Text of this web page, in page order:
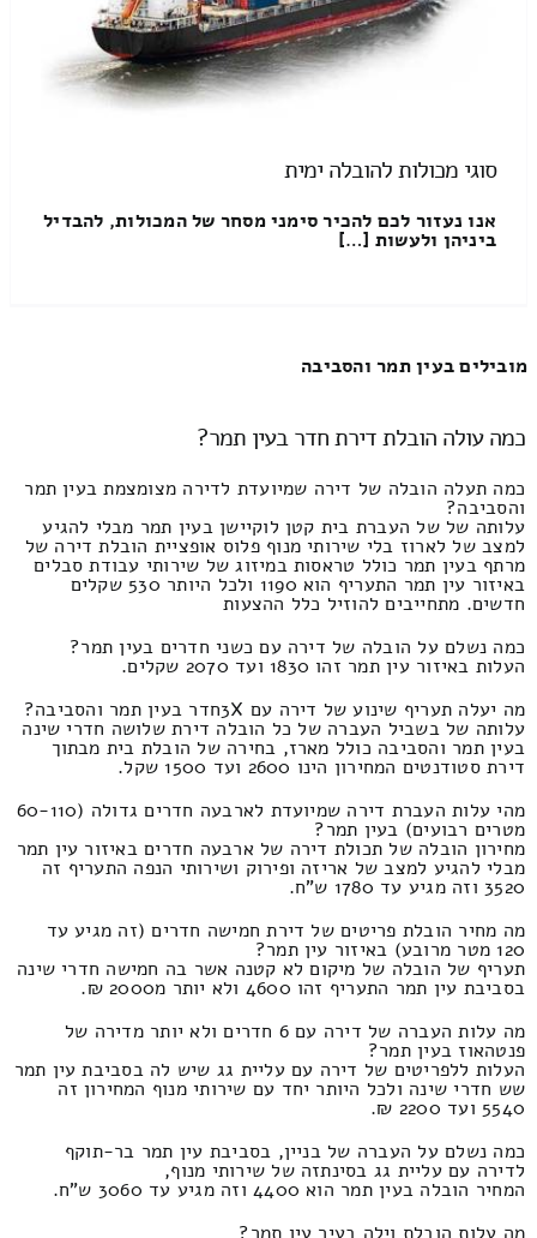
סוגי מכולות להובלה ימית
אנו נעזור לכם להכיר סימני מסחר של המכולות, להבדיל
ביניהן ולעשות […]
מובילים בעין תמר והסביבה
כמה עולה הובלת דירת חדר בעין תמר?
כמה תעלה הובלה של דירה שמיועדת לדירה מצומצמת בעין תמר
והסביבה?
עלותה של של העברת בית קטן לוקיישן בעין תמר מבלי להגיע
למצב של לארוז בלי שירותי מנוף פלוס אופציית הובלת דירה של
מרתף בעין תמר כולל טראסות במיזוג של שירותי עבודת סבלים
באיזור עין תמר התעריף הוא 1190 ולכל היותר 530 שקלים
חדשים. מתחייבים להוזיל כלל ההצעות
כמה נשלם על הובלה של דירה עם כשני חדרים בעין תמר?
העלות באיזור עין תמר זהו 1830 ועד 2070 שקלים.
מה יעלה תעריף שינוע של דירה עם 3Xחדר בעין תמר והסביבה?
עלותה של בשביל העברה של כל הובלה דירת שלושה חדרי שינה
בעין תמר והסביבה כולל מארז, בחירה של הובלת בית מבתוך
דירת סטודנטים המחירון הינו 2600 ועד 1500 שקל.
מהי עלות העברת דירה שמיועדת לארבעה חדרים גדולה (60-110
מטרים רבועים) בעין תמר?
מחירון הובלה של תכולת דירה של ארבעה חדרים באיזור עין תמר
מבלי להגיע למצב של אריזה ופירוק ושירותי הנפה התעריף זה
3520 וזה מגיע עד 1780 ש"ח.
מה מחיר הובלת פריטים של דירת חמישה חדרים (זה מגיע עד
120 מטר מרובע) באיזור עין תמר?
תעריף של הובלה של מיקום לא קטנה אשר בה חמישה חדרי שינה
בסביבת עין תמר התעריף זהו 4600 ולא יותר מ2000 ₪.
מה עלות העברה של דירה עם 6 חדרים ולא יותר מדירה של
פנטהאוז בעין תמר?
העלות ללפריטים של דירה עם עליית גג שיש לה בסביבת עין תמר
שש חדרי שינה ולכל היותר יחד עם שירותי מנוף המחירון זה
5540 ועד 2200 ₪.
כמה נשלם על העברה של בניין, בסביבת עין תמר בר-תוקף
לדירה עם עליית גג בסינתזה של שירותי מנוף,
המחיר הובלה בעין תמר הוא 4400 וזה מגיע עד 3060 ש"ח.